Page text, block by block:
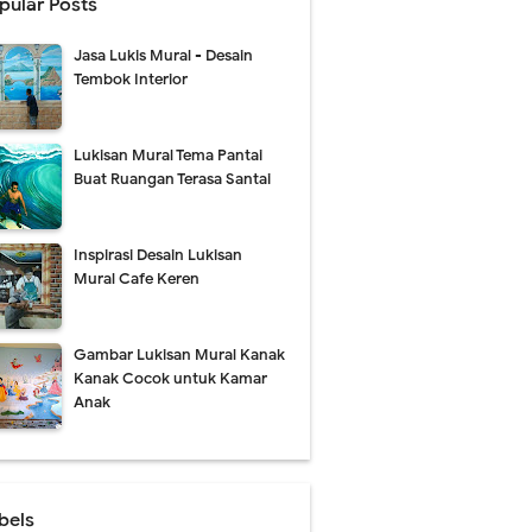
Jasa Lukis Mural - Desain
Tembok Interior
Lukisan Mural Tema Pantai
Buat Ruangan Terasa Santai
Inspirasi Desain Lukisan
Mural Cafe Keren
Gambar Lukisan Mural Kanak
Kanak Cocok untuk Kamar
Anak